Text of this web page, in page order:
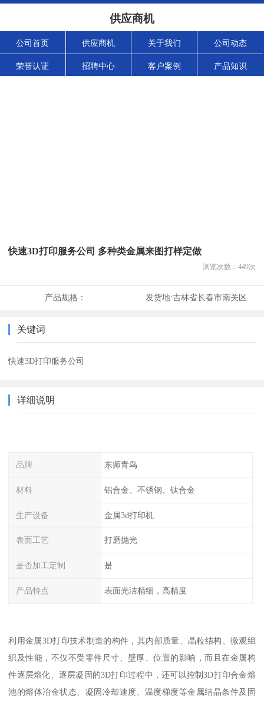
供应商机
公司首页 供应商机 关于我们 公司动态
荣誉认证 招聘中心 客户案例 产品知识
快速3D打印服务公司 多种类金属来图打样定做
浏览次数： 449次
产品规格： 发货地:吉林省长春市南关区
关键词
快速3D打印服务公司
详细说明
品牌 东师青鸟
材料 铝合金、不锈钢、钛合金
生产设备 金属3d打印机
表面工艺 打磨抛光
是否加工定制 是
产品特点 表面光洁精细，高精度
利用金属3D打印技术制造的构件，其内部质量、晶粒结构、微观组
织及性能，不仅不受零件尺寸、壁厚、位置的影响，而且在金属构
件逐层熔化、逐层凝固的3D打印过程中，还可以控制3D打印合金熔
池的熔体冶金状态、凝固冷却速度、温度梯度等金属结晶条件及固